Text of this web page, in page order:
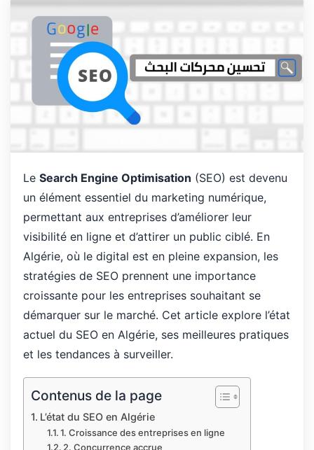
Le Search Engine Optimisation (SEO) est devenu
un élément essentiel du marketing numérique,
permettant aux entreprises d’améliorer leur
visibilité en ligne et d’attirer un public ciblé. En
Algérie, où le digital est en pleine expansion, les
stratégies de SEO prennent une importance
croissante pour les entreprises souhaitant se
démarquer sur le marché. Cet article explore l’état
actuel du SEO en Algérie, ses meilleures pratiques
et les tendances à surveiller.
Contenus de la page
L’état du SEO en Algérie
1. Croissance des entreprises en ligne
2. Concurrence accrue